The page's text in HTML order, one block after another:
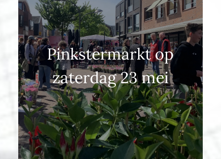
Pinkstermarkt op
zaterdag 23 mei